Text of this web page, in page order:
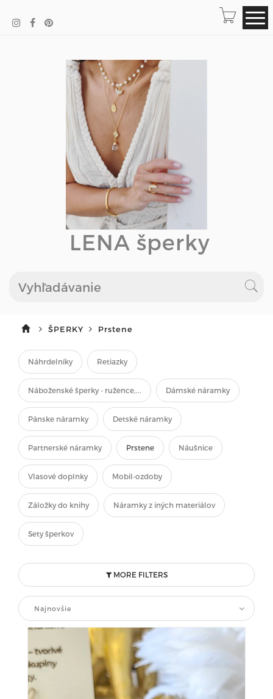
LENA šperky
ŠPERKY Prstene
Náhrdelníky Retiazky
Náboženské šperky - ružence,... Dámské náramky
Pánske náramky Detské náramky
Partnerské náramky Prstene Náušnice
Vlasové doplnky Mobil-ozdoby
Záložky do knihy Náramky z iných materiálov
Sety šperkov
MORE FILTERS
Najnovšie